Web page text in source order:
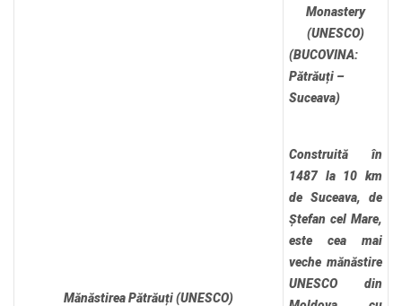
Mănăstirea Pătrăuți (UNESCO)
Monastery
(UNESCO)
(BUCOVINA:
Pătrăuți –
Suceava)
Construită în
1487 la 10 km
de Suceava, de
Ștefan cel Mare,
este cea mai
veche mănăstire
UNESCO din